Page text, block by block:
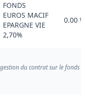
FONDS
EUROS MACIF
EPARGNE VIE
2,70%
0.00 %
du contrat sur le fonds